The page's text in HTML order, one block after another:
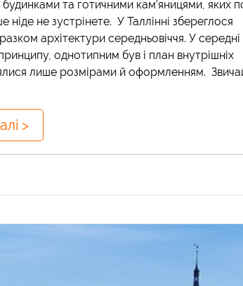
та готичними кам’яницями, яких
ніде не зустрінете. У Таллінні збереглося
архітектури середньовіччя. У середні
однотипним був і план внутрішніх
лише розмірами й оформленням.
>